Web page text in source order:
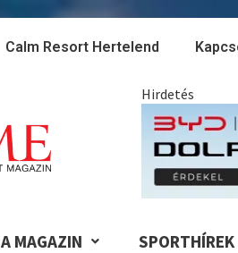
Calm Resort Hertelend
Hirdetés
A MAGAZIN SPORTHÍREK